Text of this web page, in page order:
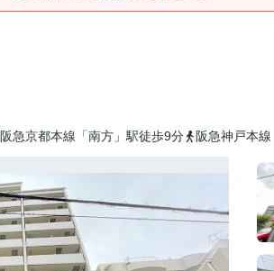
阪急京都本線「南方」駅徒歩9分 阪急神戸本